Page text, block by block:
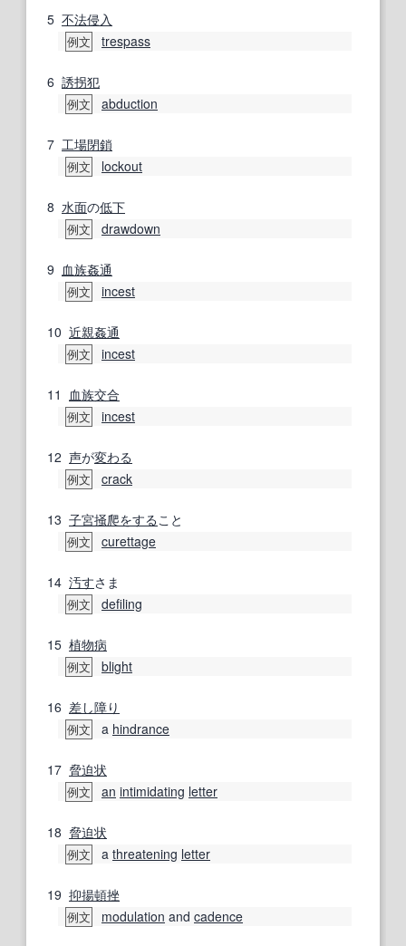
5 不法侵入
例文 trespass
6 誘拐犯
例文 abduction
7 工場閉鎖
例文 lockout
8 水面の低下
例文 drawdown
9 血族姦通
例文 incest
10 近親姦通
例文 incest
11 血族交合
例文 incest
12 声が変わる
例文 crack
13 子宮掻爬をする こと
例文 curettage
14 汚すさま
例文 defiling
15 植物病
例文 blight
16 差し障り
例文 a hindrance
17 脅迫状
例文 an intimidating letter
18 脅迫状
例文 a threatening letter
19 抑揚頓挫
例文 modulation and cadence